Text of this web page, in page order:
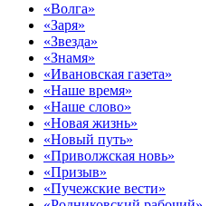
«Волга»
«Заря»
«Звезда»
«Знамя»
«Ивановская газета»
«Наше время»
«Наше слово»
«Новая жизнь»
«Новый путь»
«Приволжская новь»
«Призыв»
«Пучежские вести»